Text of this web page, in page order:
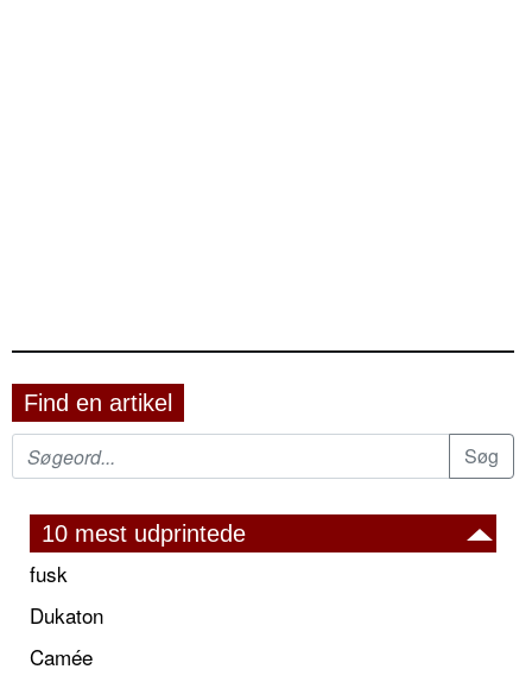
Find en artikel
10 mest udprintede
fusk
Dukaton
Camée